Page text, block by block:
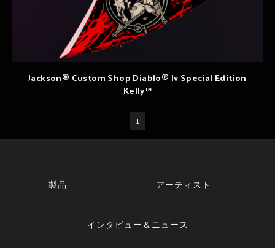
Jackson® Custom Shop Diablo® Iv Special Edition
Kelly™
1
製品 アーティスト
インタビュー＆ニュース